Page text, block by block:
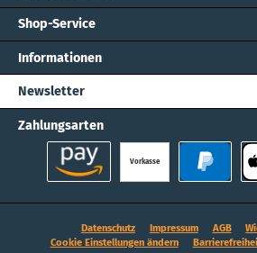
Shop-Service
Informationen
Newsletter
Zahlungsarten
Vorkasse
Datenschutz Impressum AGB
Cookie Einstellungen ändern